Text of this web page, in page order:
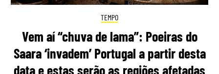
TEMPO
Vem aí “chuva de lama”: Poeiras do
Saara ‘invadem’ Portugal a partir desta
data e estas serão as regiões afetadas